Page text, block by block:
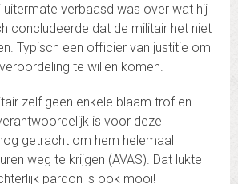
uitermate verbaasd was over wat hij
concludeerde dat de militair het niet
Typisch een officier van justitie om
te willen komen.
zelf geen enkele blaam trof en
is voor deze
getracht om hem helemaal
weg te krijgen (AVAS). Dat lukte
pardon is ook mooi!